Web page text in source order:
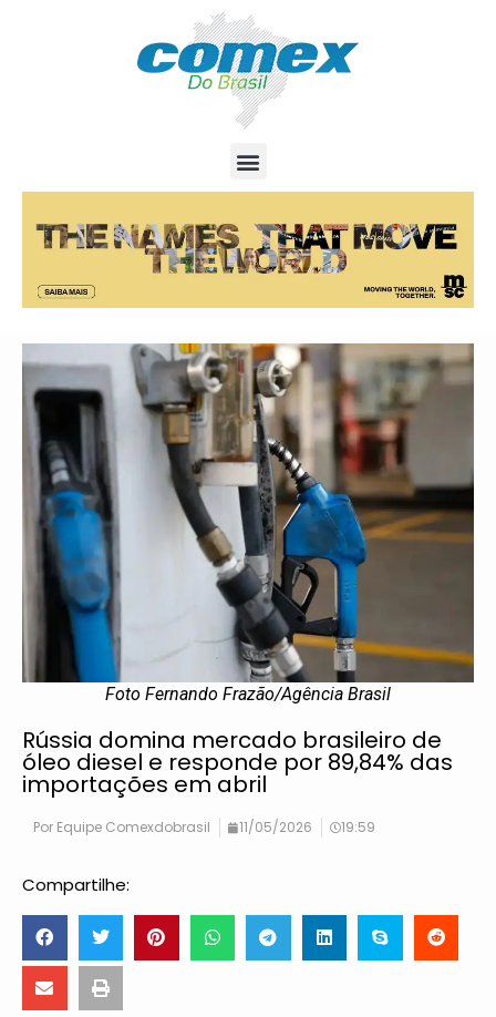
Foto Fernando Frazão/Agência Brasil
Rússia domina mercado brasileiro de
óleo diesel e responde por 89,84% das
importações em abril
Por Equipe Comexdobrasil 11/05/2026 19:59
Compartilhe: